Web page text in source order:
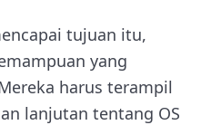
tujuan itu,
yang
harus terampil
lanjutan tentang OS